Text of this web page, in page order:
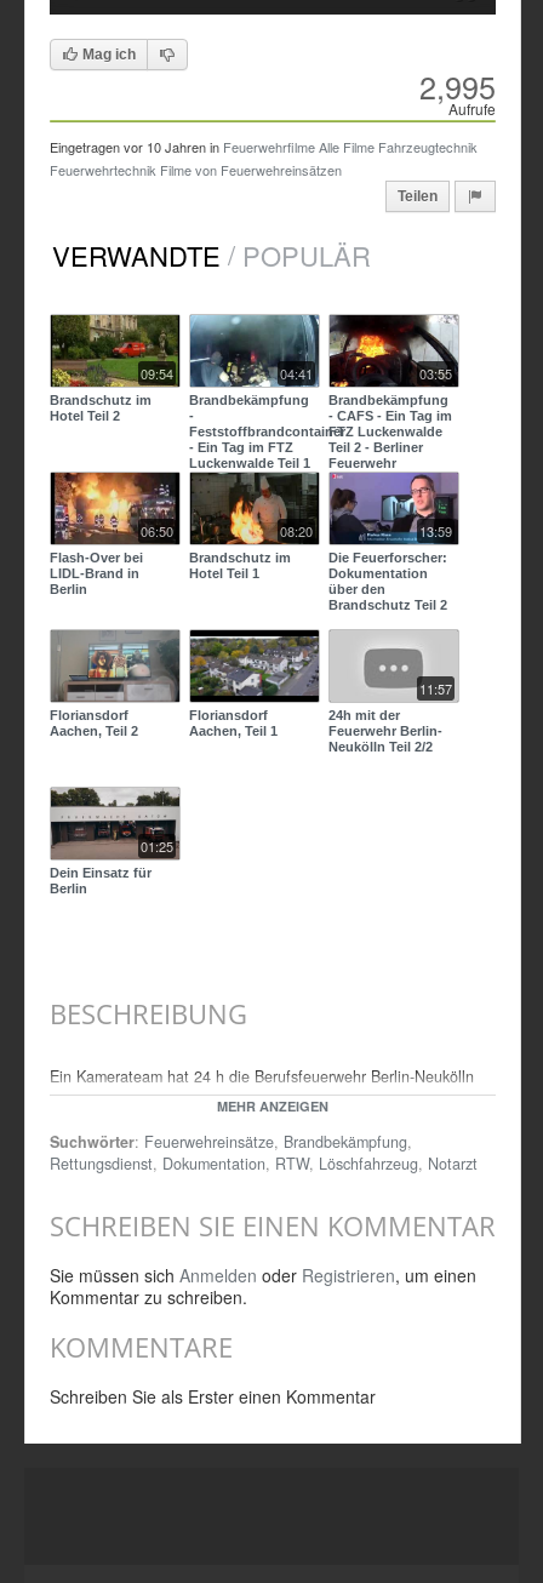
Mag ich
2,995
Aufrufe
Eingetragen vor 10 Jahrenin FeuerwehrfilmeAlle Filme Fahrzeugtechnik
Feuerwehrtechnik Filme von Feuerwehreinsätzen
Teilen
VERWANDTE / POPULÄR
09:54
Brandschutz im
Hotel Teil 2
04:41
Brandbekämpfung
-
Feststoffbrandcontainer
- Ein Tag im FTZ
Luckenwalde Teil 1
- Berliner
Feuerwehr
03:55
Brandbekämpfung
- CAFS - Ein Tag im
FTZ Luckenwalde
Teil 2 - Berliner
Feuerwehr
06:50
Flash-Over bei
LIDL-Brand in
Berlin
08:20
Brandschutz im
Hotel Teil 1
13:59
Die Feuerforscher:
Dokumentation
über den
Brandschutz Teil 2
Floriansdorf
Aachen, Teil 2
Floriansdorf
Aachen, Teil 1
11:57
24h mit der
Feuerwehr Berlin-
Neukölln Teil 2/2
01:25
Dein Einsatz für
Berlin
BESCHREIBUNG
Ein Kamerateam hat 24 h die Berufsfeuerwehr Berlin-Neukölln
begleitet und den Arbeitsaltag festgehalten.
MEHR ANZEIGEN
Suchwörter: Feuerwehreinsätze, Brandbekämpfung,
Rettungsdienst, Dokumentation, RTW, Löschfahrzeug, Notarzt
SCHREIBEN SIE EINEN KOMMENTAR
Sie müssen sich Anmelden oder Registrieren, um einen
Kommentar zu schreiben.
KOMMENTARE
Schreiben Sie als Erster einen Kommentar